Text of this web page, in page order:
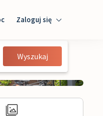
Zaloguj się
Zaloguj się
Gość
Wyszukaj